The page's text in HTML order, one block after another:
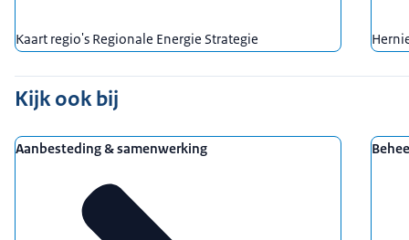
Kaart regio's Regionale Energie Strategie
Kijk ook bij
Aanbesteding & samenwerking